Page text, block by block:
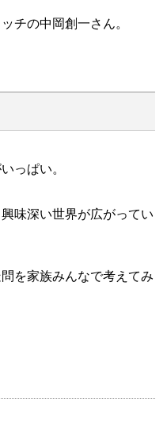
チの中岡創一さん。
っぱい。
味深い世界が広がってい
を家族みんなで考えてみ